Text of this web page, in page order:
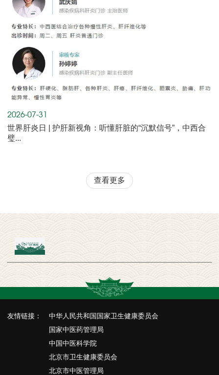
2026-07-31
世界肝炎日 | 护肝新视角：听懂肝脏的“沉默信号”，中西合
璧...
查看更多
友情链接：
中华人民共和国国家卫生健康委员会
国家中医药管理局
中国中医科学院
北京市卫生健康委员会
北京市中医管理局